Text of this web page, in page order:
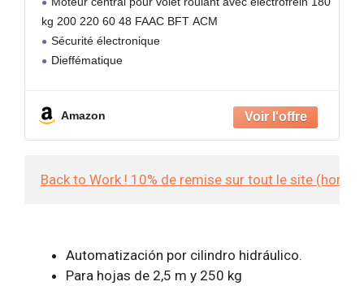
kg 200 220 60 48 FAAC BFT ACM
Sécurité électronique
Dieffématique
Amazon
Back to Work ! 10% de remise sur tout le site (hors
Automatización por cilindro hidráulico.
Para hojas de 2,5 m y 250 kg